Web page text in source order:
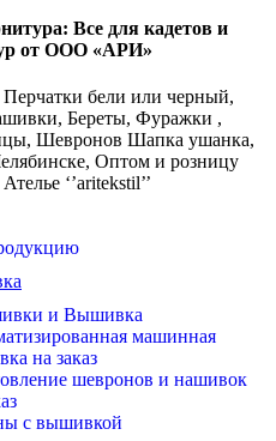
Все для кадетов и
от ООО «АРИ»
бели или черный,
Береты, Фуражки ,
Шевронов Шапка ушанка,
Оптом и розницу
‘’aritekstil’’
и Вышивка
машинная
на заказ
шевронов и нашивок
с вышивкой